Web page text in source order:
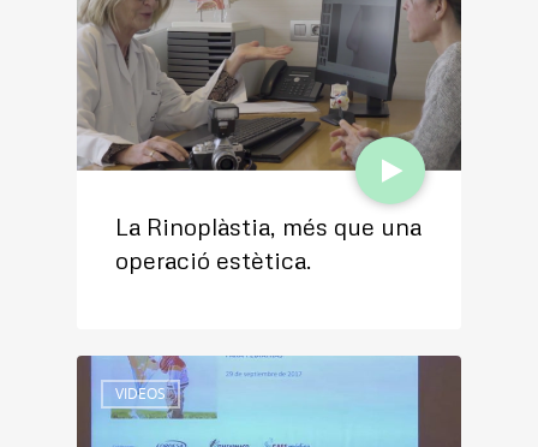
La Rinoplàstia, més que una
operació estètica.
VIDEOS
Exploración auditiva recién
nacido y lactante